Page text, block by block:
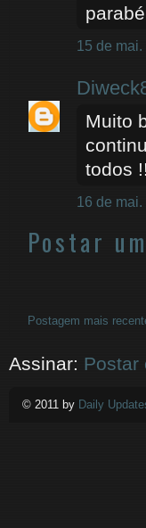
15 de
Muito
todos
16 de
Postar
Postagem mais
Assinar: Postar
© 2011 by Daily